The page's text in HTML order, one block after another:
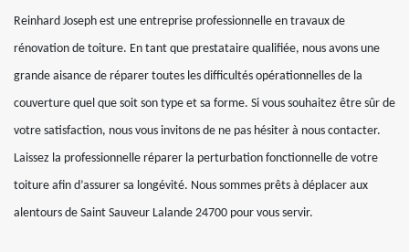
Reinhard Joseph est une entreprise professionnelle en travaux de
rénovation de toiture. En tant que prestataire qualifiée, nous avons une
grande aisance de réparer toutes les difficultés opérationnelles de la
couverture quel que soit son type et sa forme. Si vous souhaitez être sûr de
votre satisfaction, nous vous invitons de ne pas hésiter à nous contacter.
Laissez la professionnelle réparer la perturbation fonctionnelle de votre
toiture afin d’assurer sa longévité. Nous sommes prêts à déplacer aux
alentours de Saint Sauveur Lalande 24700 pour vous servir.